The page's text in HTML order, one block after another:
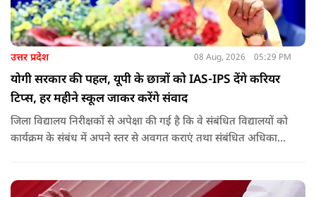
उत्तर प्रदेश 08 Aug, 2026 05:29 PM
योगी सरकार की पहल, यूपी के छात्रों को IAS-IPS देंगे करियर
टिप्स, हर महीने स्कूल जाकर करेंगे संवाद
जिला विद्यालय निरीक्षकों से अपेक्षा की गई है कि वे संबंधित विद्यालयों को
कार्यक्रम के संबंध में अपने स्तर से अवगत कराएं तथा संबंधित अधिकारी
मुख्य सचिव, माध्यमिक शिक्षा, पार्थ सारथी सेन शर्मा ने बताया कि मुख्य